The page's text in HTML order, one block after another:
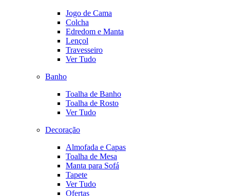
Jogo de Cama
Colcha
Edredom e Manta
Lençol
Travesseiro
Ver Tudo
Banho
Toalha de Banho
Toalha de Rosto
Ver Tudo
Decoração
Almofada e Capas
Toalha de Mesa
Manta para Sofá
Tapete
Ver Tudo
Ofertas